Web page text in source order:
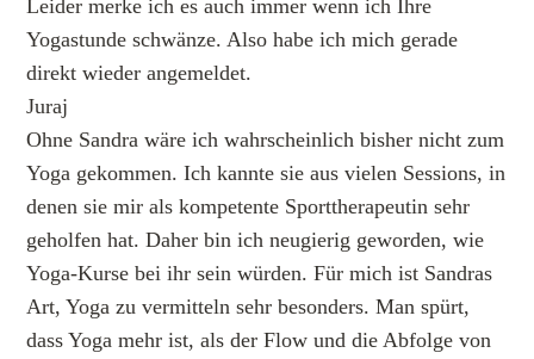
Leider merke ich es auch immer wenn ich Ihre
Yogastunde schwänze. Also habe ich mich gerade
direkt wieder angemeldet.
Juraj
Ohne Sandra wäre ich wahrscheinlich bisher nicht zum
Yoga gekommen. Ich kannte sie aus vielen Sessions, in
denen sie mir als kompetente Sporttherapeutin sehr
geholfen hat. Daher bin ich neugierig geworden, wie
Yoga-Kurse bei ihr sein würden. Für mich ist Sandras
Art, Yoga zu vermitteln sehr besonders. Man spürt,
dass Yoga mehr ist, als der Flow und die Abfolge von